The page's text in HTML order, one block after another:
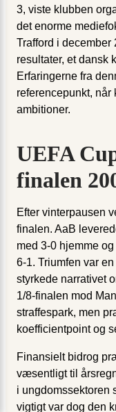
3, viste klubben
det enorme
Trafford i december
resultater, et dansk
Erfaringerne fra
referencepunkt,
ambitioner.
UEFA
finalen
Efter vinterpausen
finalen. AaB
med 3-0 hjemme
6-1. Triumfen var
styrkede narrativet
1/8-finalen mod
straffespark, men
koefficientpoint og
Finansielt bidrog
væsentligt til
i ungdomssektoren
vigtigt var dog den